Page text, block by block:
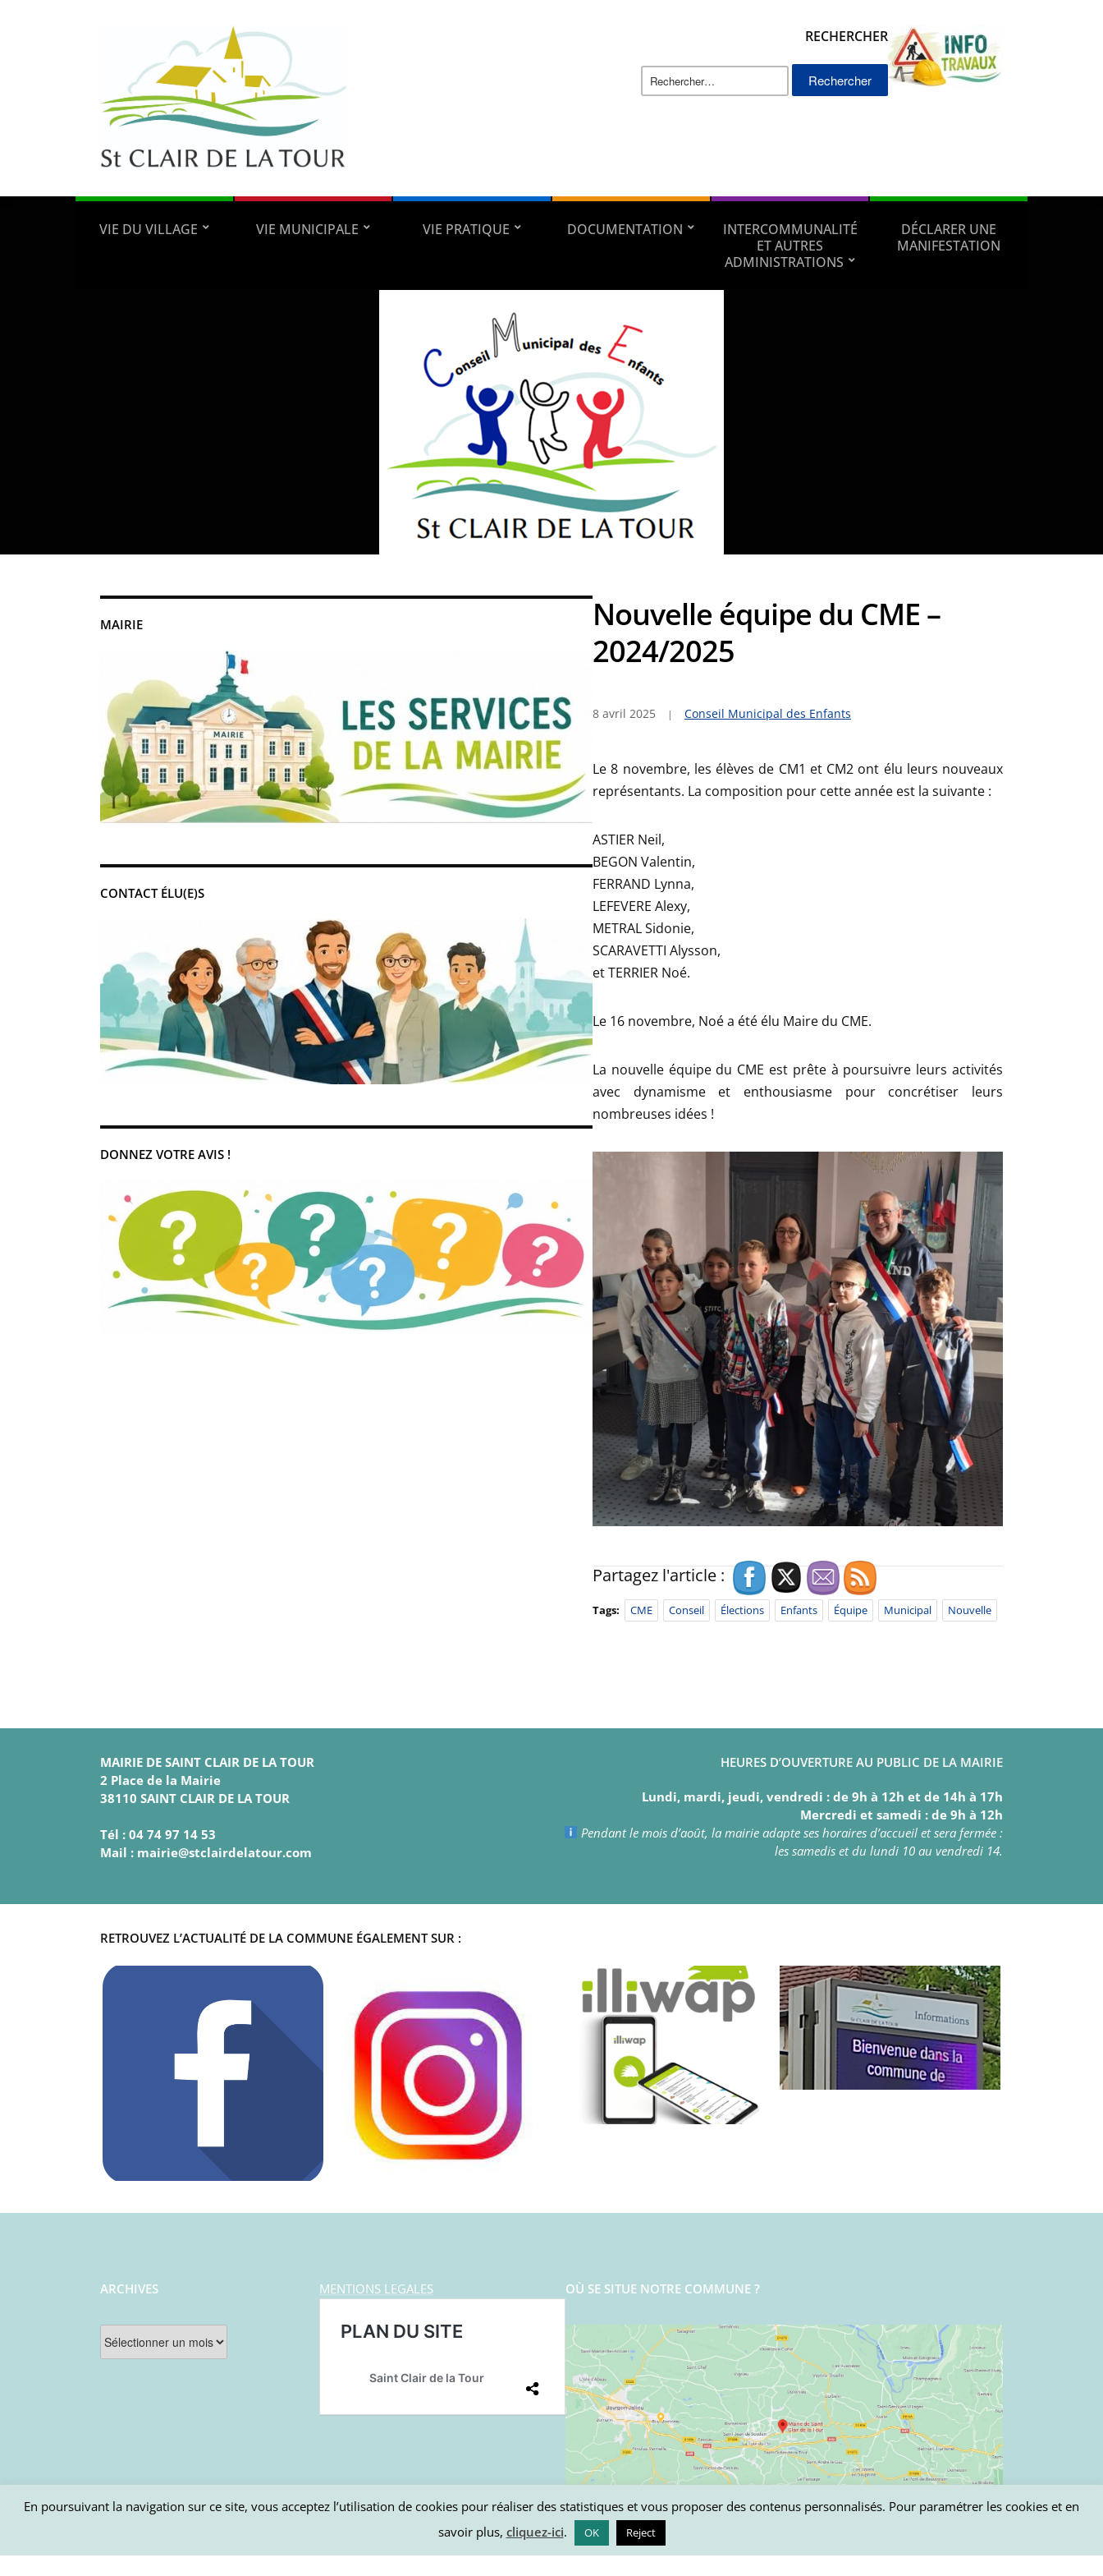
RECHERCHER
Rechercher :
VIE DU VILLAGE VIE MUNICIPALE VIE PRATIQUE DOCUMENTATION
INTERCOMMUNALITÉ
ET AUTRES
ADMINISTRATIONS
DÉCLARER UNE
MANIFESTATION
MAIRIE
CONTACT ÉLU(E)S
DONNEZ VOTRE AVIS !
Nouvelle équipe du CME –
2024/2025
8 avril 2025 Conseil Municipal des Enfants
Le 8 novembre, les élèves de CM1 et CM2 ont élu leurs nouveaux
représentants. La composition pour cette année est la suivante :
ASTIER Neil,
BEGON Valentin,
FERRAND Lynna,
LEFEVERE Alexy,
METRAL Sidonie,
SCARAVETTI Alysson,
et TERRIER Noé.
Le 16 novembre, Noé a été élu Maire du CME.
La nouvelle équipe du CME est prête à poursuivre leurs activités
avec dynamisme et enthousiasme pour concrétiser leurs
nombreuses idées !
Partagez l'article :
Tags: CME Conseil Élections Enfants Équipe Municipal Nouvelle
MAIRIE DE SAINT CLAIR DE LA TOUR
2 Place de la Mairie
38110 SAINT CLAIR DE LA TOUR
Tél : 04 74 97 14 53
Mail : mairie@stclairdelatour.com
HEURES D’OUVERTURE AU PUBLIC DE LA MAIRIE
Lundi, mardi, jeudi, vendredi : de 9h à 12h et de 14h à 17h
Mercredi et samedi : de 9h à 12h
Pendant le mois d’août, la mairie adapte ses horaires d’accueil et sera fermée :
les samedis et du lundi 10 au vendredi 14.
RETROUVEZ L’ACTUALITÉ DE LA COMMUNE ÉGALEMENT SUR :
ARCHIVES MENTIONS LEGALES OÙ SE SITUE NOTRE COMMUNE ?
En poursuivant la navigation sur ce site, vous acceptez l’utilisation de cookies pour réaliser des statistiques et vous proposer des contenus personnalisés. Pour paramétrer les cookies et en
savoir plus, cliquez-ici. OK Reject